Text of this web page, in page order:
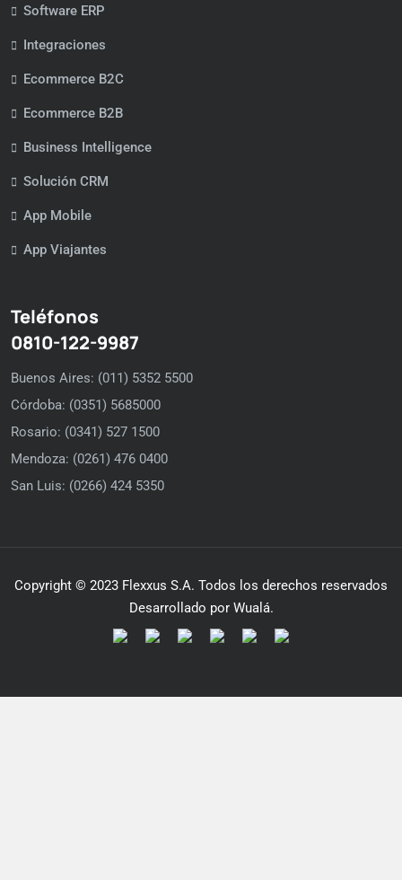
Software ERP
Integraciones
Ecommerce B2C
Ecommerce B2B
Business Intelligence
Solución CRM
App Mobile
App Viajantes
Teléfonos
0810-122-9987
Buenos Aires: (011) 5352 5500
Córdoba: (0351) 5685000
Rosario: (0341) 527 1500
Mendoza: (0261) 476 0400
San Luis: (0266) 424 5350
Copyright © 2023 Flexxus S.A. Todos los derechos reservados
Desarrollado por Wualá.